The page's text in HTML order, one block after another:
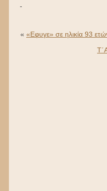
-
« «Εφυγε» σε ηλικία 93